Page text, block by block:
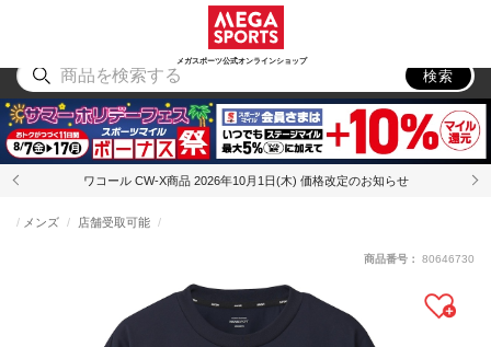
メガスポーツ公式オンラインショップ
アウトドア
検索
ワコール CW-X商品 2026年10月1日(木) 価格改定のお知らせ
メンズ 店舗受取可能
商品番号： 80646730